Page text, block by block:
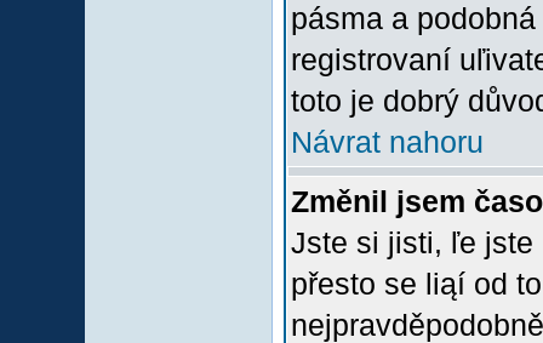
pásma a
registrovaní
toto je dobrý
Návrat nahoru
Změnil jsem
Jste si jisti, ľe jste
přesto se liąí od